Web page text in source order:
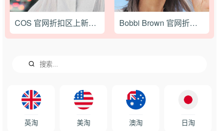
COS 官网折扣区上新低至4折+额外8.5折促销 Bobbi Brown 官网折扣区无门槛7折，黑磁瓶粉底$20 橘子面霜套装$24
英淘 美淘 澳淘 日淘